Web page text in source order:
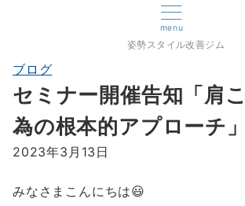
menu
姿勢スタイル改善ジム
ブログ
セミナー開催告知「肩
為の根本的アプローチ」
2023年3月13日
みなさまこんにちは😃